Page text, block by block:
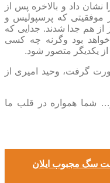
نشان داد و بالاخره پس از
که پرسپولیس و
از هم جدا شدند. جدایی که
بود وگرنه چه کسی
از یکدیگر متصور شود.
گرفت، وحید امیری از
شما همواره در قلب ما
سگ مجبوب ایلان